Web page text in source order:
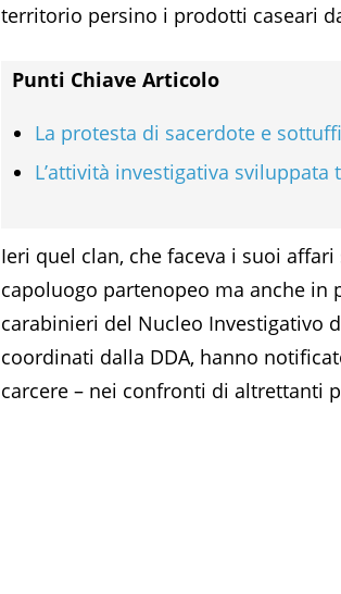
territorio persino i prodotti caseari
Punti Chiave Articolo
La protesta di sacerdote e
L’attività investigativa sviluppata
Ieri quel clan, che faceva i suoi
capoluogo partenopeo ma anche in
carabinieri del Nucleo Investigativo
coordinati dalla DDA, hanno
carcere – nei confronti di altrettanti